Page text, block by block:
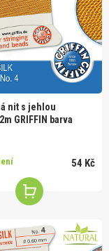
nit s jehlou
GRIFFIN barva
54 Kč